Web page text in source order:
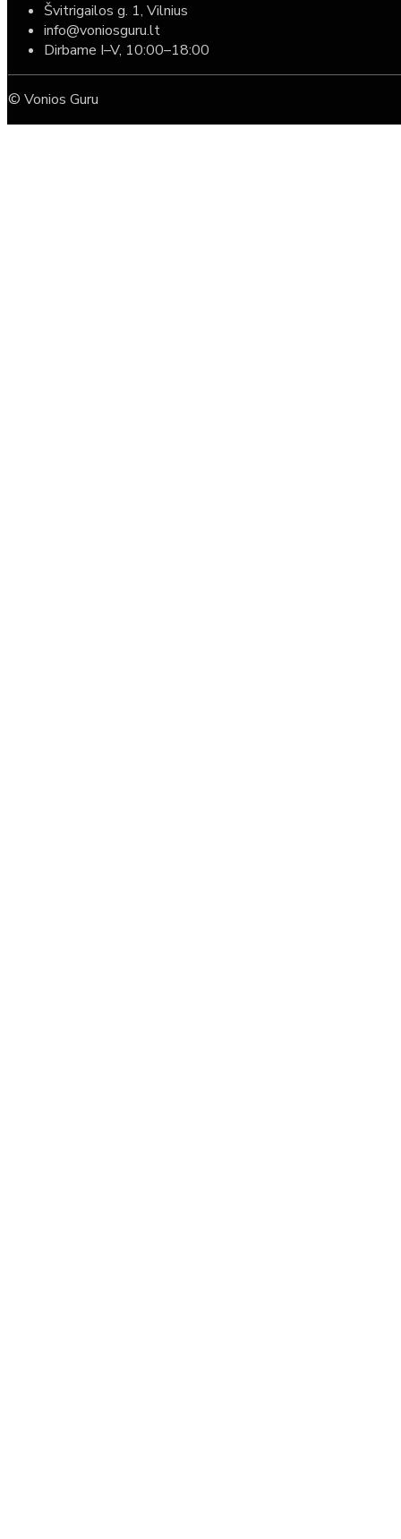
Švitrigailos g. 1, Vilnius
info@voniosguru.lt
Dirbame I–V, 10:00–18:00
© Vonios Guru